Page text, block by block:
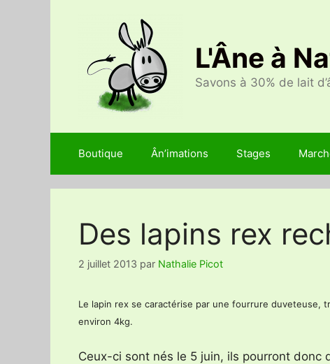
L'Âne à
Savons à 30% de lait
Boutique Ân’imations Stages
Des lapins rex
2 juillet 2013 par Nathalie Picot
Le lapin rex se caractérise par une fourrure duveteuse,
environ 4kg.
Ceux-ci sont nés le 5 juin, ils pourront donc